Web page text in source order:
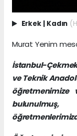
Erkek | Kadın
Murat Yenim
İstanbul-
ve Teknik
öğretmenimize